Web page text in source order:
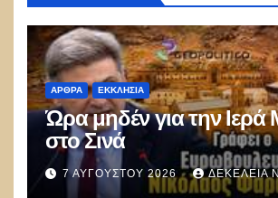
ΑΡΘΡΑ ΕΚΚΛΗΣΊΑ
Ώρα μηδέν για την Ιερά
στο Σινά
7 ΑΥΓΟΎΣΤΟΥ 2026 ΔΕΚΈΛΕΙΑ